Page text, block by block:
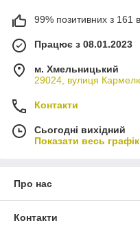
99% позитивних з 161
Працює з 08.01.2023
м. Хмельницький
29024, вулиця
Контакти
Сьогодні вихідний
Показати весь
Про нас
Контакти